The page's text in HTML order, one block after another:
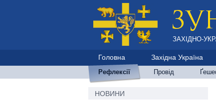
ЗАХІДНО-
Головна Західна Україна
Рефлексії Провід
НОВИНИ